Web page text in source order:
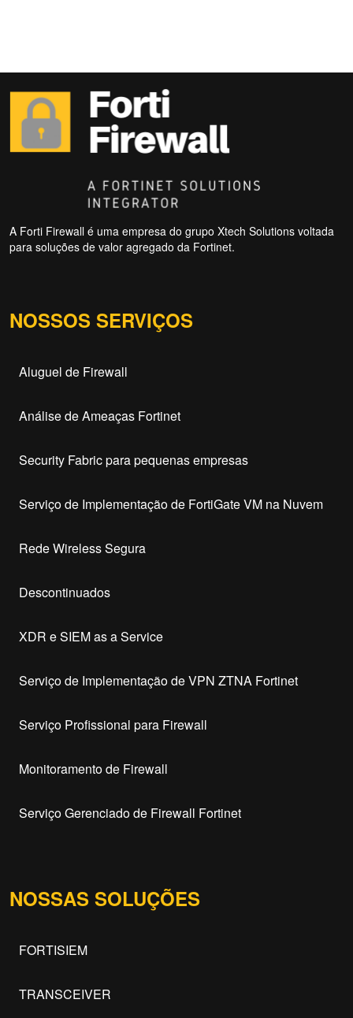
A Forti Firewall é uma empresa do grupo Xtech Solutions voltada
para soluções de valor agregado da Fortinet.
NOSSOS SERVIÇOS
Aluguel de Firewall
Análise de Ameaças Fortinet
Security Fabric para pequenas empresas
Serviço de Implementação de FortiGate VM na Nuvem
Rede Wireless Segura
Descontinuados
XDR e SIEM as a Service
Serviço de Implementação de VPN ZTNA Fortinet
Serviço Profissional para Firewall
Monitoramento de Firewall
Serviço Gerenciado de Firewall Fortinet
NOSSAS SOLUÇÕES
FORTISIEM
TRANSCEIVER